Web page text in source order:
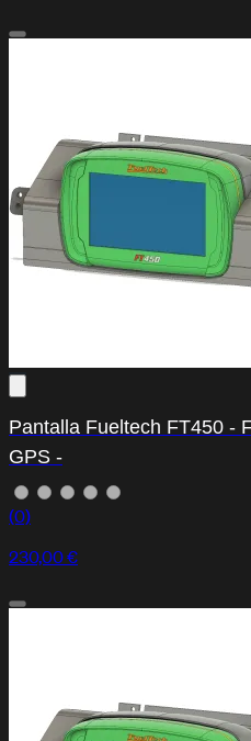
Pantalla Fueltech FT450 -
GPS -
(0)
230,00 €